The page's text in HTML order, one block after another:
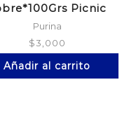
Picnic
Cordero
Purina
$3,000
Añadir al carrito